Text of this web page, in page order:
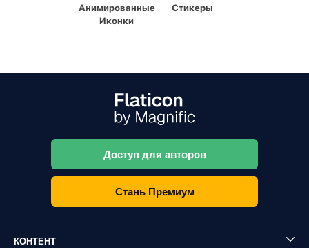
Анимированные
Иконки
Стикеры
Доступ для авторов
Стань Премиум
КОНТЕНТ